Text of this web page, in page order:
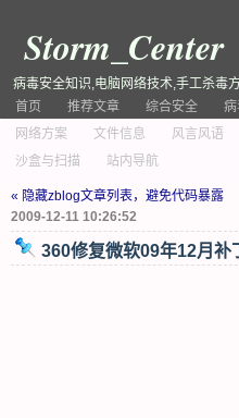
Storm_Center
病毒安全知识,电脑网络技术,手工杀毒
首页
推荐文章 综合安全
网络方案
文件信息 风言风语
沙盒与扫描
站内导航
« 隐藏zblog文章列表，避免代码暴露
2009-12-11 10:26:52
360修复微软09年12月补